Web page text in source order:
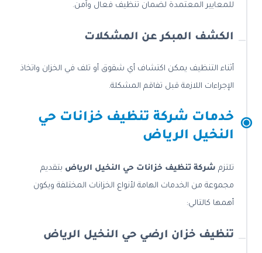
للمعايير المعتمدة لضمان تنظيف فعال وآمن.
الكشف المبكر عن المشكلات
أثناء التنظيف يمكن اكتشاف أي شقوق أو تلف في الخزان واتخاذ
الإجراءات اللازمة قبل تفاقم المشكلة.
خدمات شركة تنظيف خزانات حي
النخيل الرياض
تلتزم شركة تنظيف خزانات حي النخيل الرياض بتقديم
مجموعة من الخدمات الهامة لأنواع الخزانات المختلفة ويكون
أهمها كالتالي:
تنظيف خزان ارضي حي النخيل الرياض